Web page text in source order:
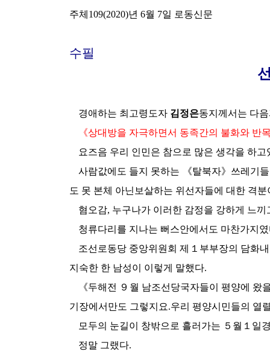
주체109(2020)년 6월 7일 로동신문
수필
경애하는 최고령도자 김정은동지께서는 다
《상대방을 자극하면서 동족간의 불화와
요즈음 우리 인민은 참으로 많은 생각을 하고
사람값에도 들지 못하는 《탈북자》쓰레기
도 못 본체 아닌보살하는 위선자들에 대한 격
혐오감, 누구나가 이러한 감정을 강하게 느끼
청류다리를 지나는 뻐스안에서도 마찬가지
조선로동당 중앙위원회 제１부부장의 담화
지숙한 한 남성이 이렇게 말했다.
《두해전 ９월 남조선당국자들이 평양에
기장에서만도 그렇지요.우리 평양시민들의 열
모두의 눈길이 창밖으로 흘러가는 ５월１일
정말 그랬다.